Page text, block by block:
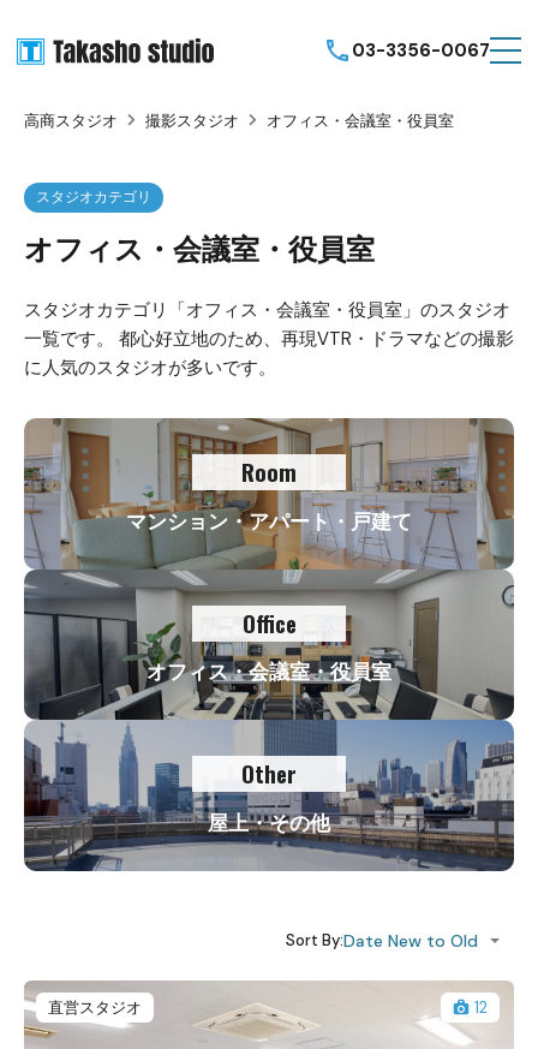
03-3356-0067
高商スタジオ 撮影スタジオ オフィス・会議室・役員室
スタジオカテゴリ
オフィス・会議室・役員室
スタジオカテゴリ「オフィス・会議室・役員室」のスタジオ
一覧です。 都心好立地のため、再現VTR・ドラマなどの撮影
に人気のスタジオが多いです。
Room
マンション・アパート・戸建て
Office
オフィス・会議室・役員室
Other
屋上・その他
Sort By:Date New to Old
直営スタジオ 12